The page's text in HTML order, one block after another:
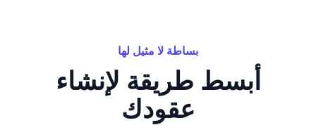
بساطة لا مثيل لها
أبسط طريقة لإنشاء
عقودك